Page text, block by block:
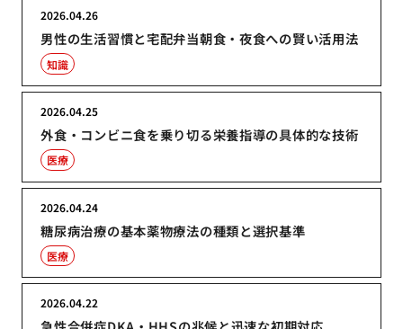
男性の生活習慣と宅配弁当朝食・夜食への賢い活用法
2026.04.26
知識
外食・コンビニ食を乗り切る栄養指導の具体的な技術
2026.04.25
医療
糖尿病治療の基本薬物療法の種類と選択基準
2026.04.24
医療
2026.04.22